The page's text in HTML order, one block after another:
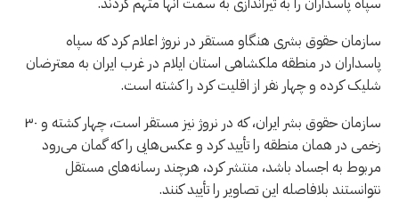
سازمان حقوق بشری هنگاو مستقر در نروژ اعلام کرد که سپاه
پاسداران در منطقه ملکشاهی استان ایلام در غرب ایران به معترضان
شلیک کرده و چهار نفر از اقلیت کرد را کشته است.
سازمان حقوق بشر ایران، که در نروژ نیز مستقر است، چهار کشته و ۳۰
زخمی در همان منطقه را تأیید کرد و عکس‌هایی را که گمان می‌رود
مربوط به اجساد باشد، منتشر کرد، هرچند رسانه‌های مستقل
نتوانستند بلافاصله این تصاویر را تأیید کنند.